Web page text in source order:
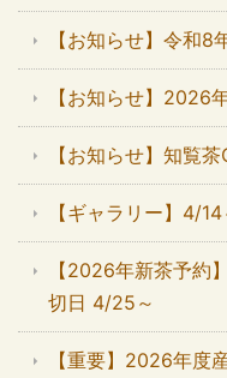
【お知らせ】令和
【お知らせ】2026
【お知らせ】知覧
【ギャラリー】4/
【2026年新茶予約
切日 4/25～
【重要】2026年度